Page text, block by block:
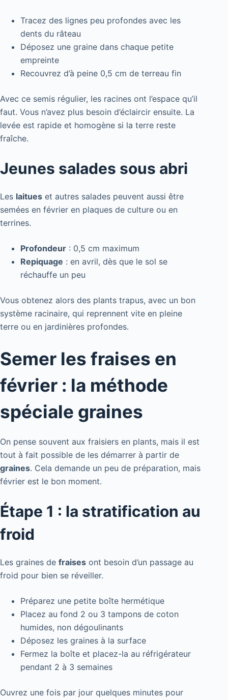
Tracez des lignes peu profondes avec les
dents du râteau
Déposez une graine dans chaque petite
empreinte
Recouvrez d’à peine 0,5 cm de terreau fin
Avec ce semis régulier, les racines ont l’espace qu’il
faut. Vous n’avez plus besoin d’éclaircir ensuite. La
levée est rapide et homogène si la terre reste
fraîche.
Jeunes salades sous abri
Les laitues et autres salades peuvent aussi être
semées en février en plaques de culture ou en
terrines.
Profondeur : 0,5 cm maximum
Repiquage : en avril, dès que le sol se
réchauffe un peu
Vous obtenez alors des plants trapus, avec un bon
système racinaire, qui reprennent vite en pleine
terre ou en jardinières profondes.
Semer les fraises en
février : la méthode
spéciale graines
On pense souvent aux fraisiers en plants, mais il est
tout à fait possible de les démarrer à partir de
graines. Cela demande un peu de préparation, mais
février est le bon moment.
Étape 1 : la stratification au
froid
Les graines de fraises ont besoin d’un passage au
froid pour bien se réveiller.
Préparez une petite boîte hermétique
Placez au fond 2 ou 3 tampons de coton
humides, non dégoulinants
Déposez les graines à la surface
Fermez la boîte et placez-la au réfrigérateur
pendant 2 à 3 semaines
Ouvrez une fois par jour quelques minutes pour